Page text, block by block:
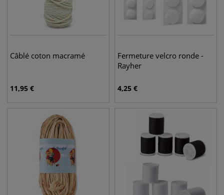
Câblé coton macramé
11,95 €
Fermeture velcro ronde -
Rayher
4,25 €